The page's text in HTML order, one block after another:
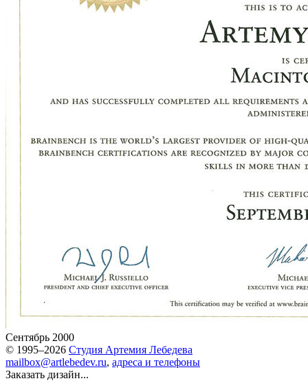
Сентябрь 2000
© 1995–2026 Студия Артемия Лебедева
mailbox@artlebedev.ru, адреса и телефоны
Заказать дизайн...